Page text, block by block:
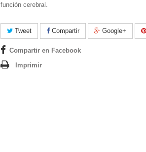
función cerebral.
Tweet Compartir Google+
Compartir en Facebook
Imprimir